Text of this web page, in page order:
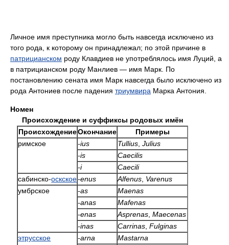
Личное имя преступника могло быть навсегда исключено из
того рода, к которому он принадлежал; по этой причине в
патрицианском роду Клавдиев не употреблялось имя Луций, а
в патрицианском роду Манлиев — имя Марк. По
постановлению сената имя Марк навсегда было исключено из
рода Антониев после падения триумвира Марка Антония.
Номен
Происхождение и суффиксы родовых имён
ПроисхождениеОкончание
Примеры
римское
-ius Tullius ,Julius
-is
Caecilis
-i
Caecili
сабинско-оскское-enus Alfenus Varenus
умбрское
-as
Maenas
-anas
Mafenas
-enas
Asprenas ,Maecenas
-inas
Carrinas ,Fulginas
этрусское
-arna
Mastarna